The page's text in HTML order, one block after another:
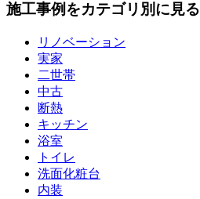
施工事例をカテゴリ別に見る
リノベーション
実家
二世帯
中古
断熱
キッチン
浴室
トイレ
洗面化粧台
内装